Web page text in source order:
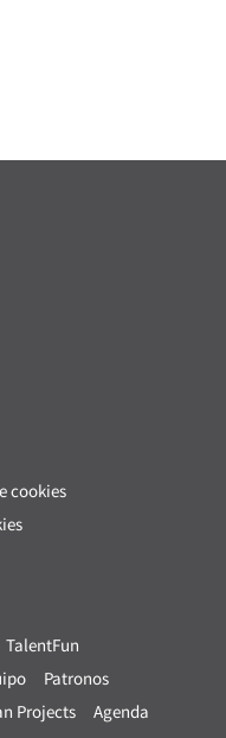
cookies
TalentFun
Patronos
Projects
Agenda